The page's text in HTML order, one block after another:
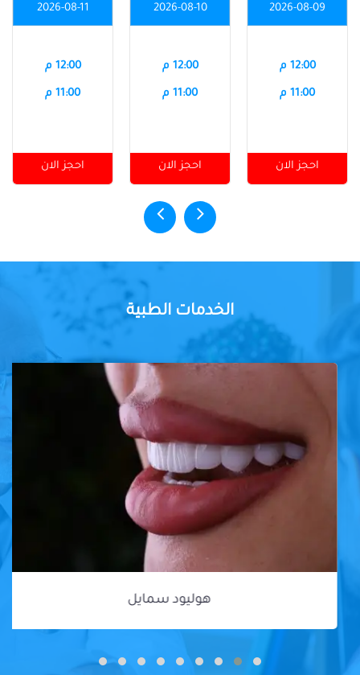
2026-08-09
12:00 م
11:00 م
احجز الان
2026-08-10
12:00 م
11:00 م
احجز الان
2026-08-11
12:00 م
11:00 م
احجز الان
الخدمات الطبية
هوليود سمايل